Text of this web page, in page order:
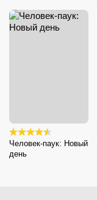
Человек-паук: Новый
день